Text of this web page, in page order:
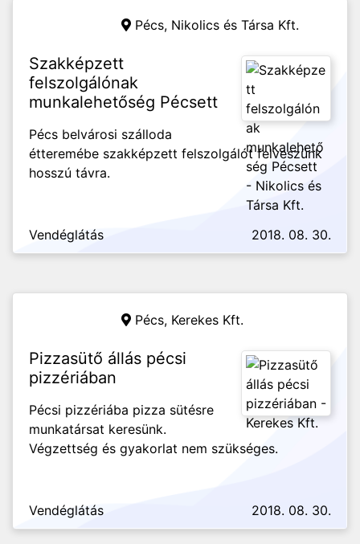
Pécs, Nikolics és Társa Kft.
Szakképzett
felszolgálónak
munkalehetőség Pécsett
Pécs belvárosi szálloda
étteremébe szakképzett felszolgálót felveszünk
hosszú távra.
Vendéglátás 2018. 08. 30.
Pécs, Kerekes Kft.
Pizzasütő állás pécsi
pizzériában
Pécsi pizzériába pizza sütésre
munkatársat keresünk.
Végzettség és gyakorlat nem szükséges.
Vendéglátás 2018. 08. 30.